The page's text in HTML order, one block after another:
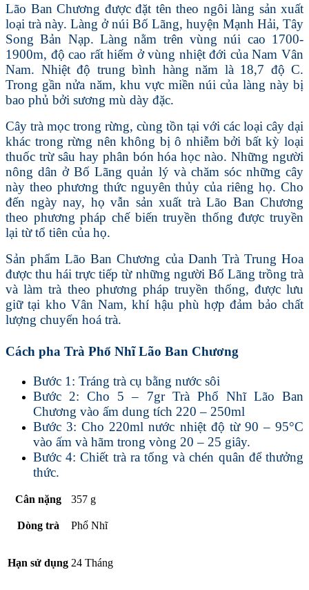
Lão Ban Chương được đặt tên theo ngôi làng sản xuất
loại trà này. Làng ở núi Bố Lãng, huyện Mạnh Hải, Tây
Song Bản Nạp. Làng nằm trên vùng núi cao 1700-
1900m, độ cao rất hiếm ở vùng nhiệt đới của Nam Vân
Nam. Nhiệt độ trung bình hàng năm là 18,7 độ C.
Trong gần nửa năm, khu vực miền núi của làng này bị
bao phủ bởi sương mù dày đặc.
Cây trà mọc trong rừng, cùng tồn tại với các loại cây dại
khác trong rừng nên không bị ô nhiễm bởi bất kỳ loại
thuốc trừ sâu hay phân bón hóa học nào. Những người
nông dân ở Bố Lãng quản lý và chăm sóc những cây
này theo phương thức nguyên thủy của riêng họ. Cho
đến ngày nay, họ vẫn sản xuất trà Lão Ban Chương
theo phương pháp chế biến truyền thống được truyền
lại từ tổ tiên của họ.
Sản phẩm Lão Ban Chương của Danh Trà Trung Hoa
được thu hái trực tiếp từ những người Bố Lãng trồng trà
và làm trà theo phương pháp truyền thống, được lưu
giữ tại kho Vân Nam, khí hậu phù hợp đảm bảo chất
lượng chuyển hoá trà.
Cách pha Trà Phổ Nhĩ Lão Ban Chương
Bước 1: Tráng trà cụ bằng nước sôi
Bước 2: Cho 5 – 7gr Trà Phổ Nhĩ Lão Ban
Chương vào ấm dung tích 220 – 250ml
Bước 3: Cho 220ml nước nhiệt độ từ 90 – 95°C
vào ấm và hãm trong vòng 20 – 25 giây.
Bước 4: Chiết trà ra tống và chén quân để thưởng
thức.
Cân nặng 357 g
Dòng trà Phổ Nhĩ
Hạn sử dụng 24 Tháng